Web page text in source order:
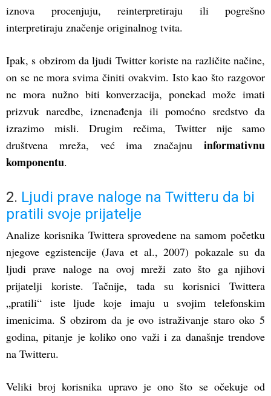
iznova procenjuju, reinterpretiraju ili pogrešno
interpretiraju značenje originalnog tvita.
Ipak, s obzirom da ljudi Twitter koriste na različite načine,
on se ne mora svima činiti ovakvim. Isto kao što razgovor
ne mora nužno biti konverzacija, ponekad može imati
prizvuk naredbe, iznenađenja ili pomoćno sredstvo da
izrazimo misli. Drugim rečima, Twitter nije samo
društvena mreža, već ima značajnu informativnu
komponentu.
2. Ljudi prave naloge na Twitteru da bi
pratili svoje prijatelje
Analize korisnika Twittera sprovedene na samom početku
njegove egzistencije (Java et al., 2007) pokazale su da
ljudi prave naloge na ovoj mreži zato što ga njihovi
prijatelji koriste. Tačnije, tada su korisnici Twittera
„pratili“ iste ljude koje imaju u svojim telefonskim
imenicima. S obzirom da je ovo istraživanje staro oko 5
godina, pitanje je koliko ono važi i za današnje trendove
na Twitteru.
Veliki broj korisnika upravo je ono što se očekuje od